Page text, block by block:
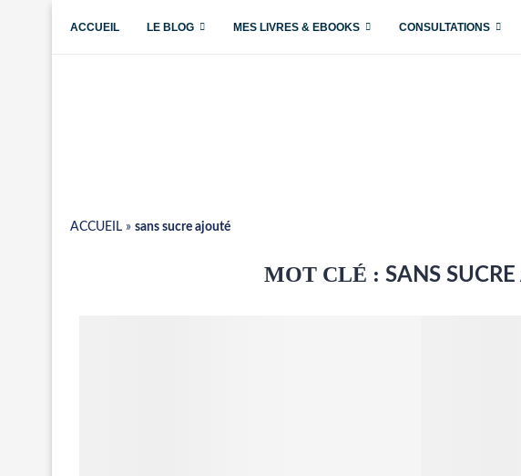
ACCUEIL LE BLOG MES LIVRES & EBOOKS CONSULTATIONS
ACCUEIL » sans sucre ajouté
MOT CLÉ :SANS